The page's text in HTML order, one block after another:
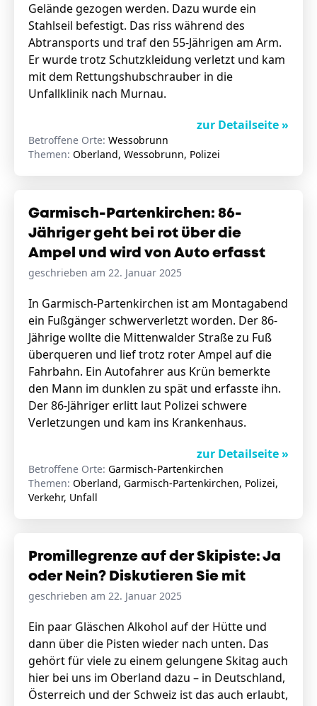
Gelände gezogen werden. Dazu wurde ein
Stahlseil befestigt. Das riss während des
Abtransports und traf den 55-Jährigen am Arm.
Er wurde trotz Schutzkleidung verletzt und kam
mit dem Rettungshubschrauber in die
Unfallklinik nach Murnau.
zur Detailseite »
Betroffene Orte: Wessobrunn
Themen: Oberland, Wessobrunn, Polizei
Garmisch-Partenkirchen: 86-
Jähriger geht bei rot über die
Ampel und wird von Auto erfasst
geschrieben am 22. Januar 2025
In Garmisch-Partenkirchen ist am Montagabend
ein Fußgänger schwerverletzt worden. Der 86-
Jährige wollte die Mittenwalder Straße zu Fuß
überqueren und lief trotz roter Ampel auf die
Fahrbahn. Ein Autofahrer aus Krün bemerkte
den Mann im dunklen zu spät und erfasste ihn.
Der 86-Jähriger erlitt laut Polizei schwere
Verletzungen und kam ins Krankenhaus.
zur Detailseite »
Betroffene Orte: Garmisch-Partenkirchen
Themen: Oberland, Garmisch-Partenkirchen, Polizei,
Verkehr, Unfall
Promillegrenze auf der Skipiste: Ja
oder Nein? Diskutieren Sie mit
geschrieben am 22. Januar 2025
Ein paar Gläschen Alkohol auf der Hütte und
dann über die Pisten wieder nach unten. Das
gehört für viele zu einem gelungene Skitag auch
hier bei uns im Oberland dazu – in Deutschland,
Österreich und der Schweiz ist das auch erlaubt,